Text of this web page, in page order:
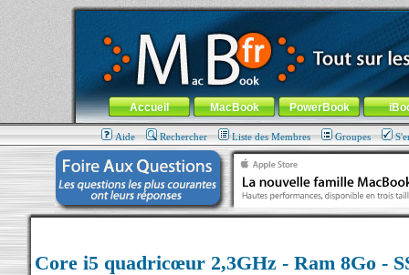
MacBook-fr.com : 100% Apple... 100% nomade !
Aller au contenu-Aller au menu général-Aller au menu de
Menu général
Accueil MacBook PowerBook
Aide Rechercher Liste des Membres Groupes
Core i5 quadricœur 2,3GHz - Ram 8Go -